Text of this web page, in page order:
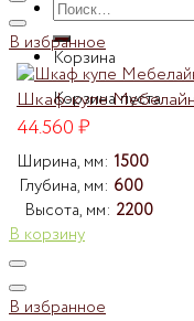
Искать:
Корзина
Корзина пуста.
В избранное
Шкаф-купе
44.560₽
Ширина, мм: 1500
Глубина, мм: 600
Высота, мм: 2200
В корзину
В избранное